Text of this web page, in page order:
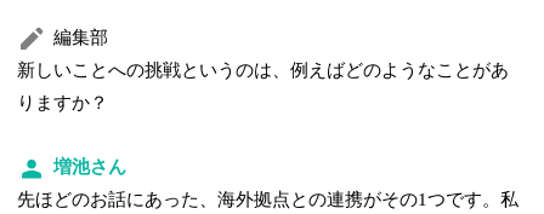
編集部
新しいことへの挑戦というのは、例えばどのようなことがあ
りますか？
増池さん
先ほどのお話にあった、海外拠点との連携がその1つです。私